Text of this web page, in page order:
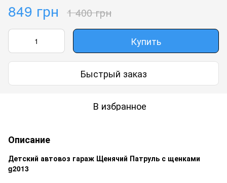
849 грн 1 400 грн
Купить
Быстрый заказ
В избранное
Описание
Детский автовоз гараж Щенячий Патруль с щенками
g2013